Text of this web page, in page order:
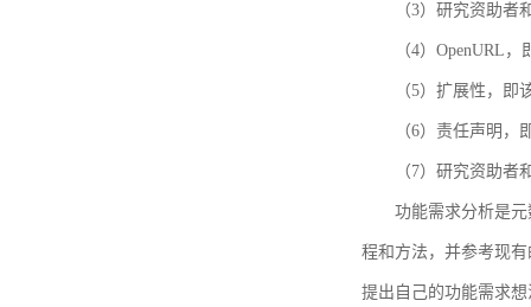
（3）研究资助者
（4）OpenURL
（5）扩展性，
（6）责任声明，
（7）研究资助
功能需求分析是
程和方法，并参考现
提出自己的功能需求